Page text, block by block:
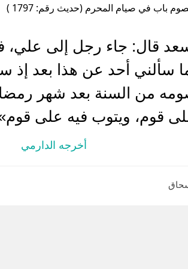
باب في صيام المحرم (حديث رقم: 1797 )
قال: جاء رجل إلى
سألني أحد عن هذا بعد إذ
من السنة بعد شهر
قوم، ويتوب فيه على
أخرجه الدارمي